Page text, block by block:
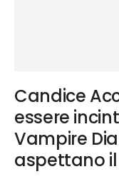
Candice
essere
Vampire
aspettano